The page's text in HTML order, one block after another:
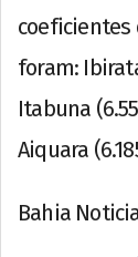
coeficientes
foram:
Itabuna
Aiquara
Bahia